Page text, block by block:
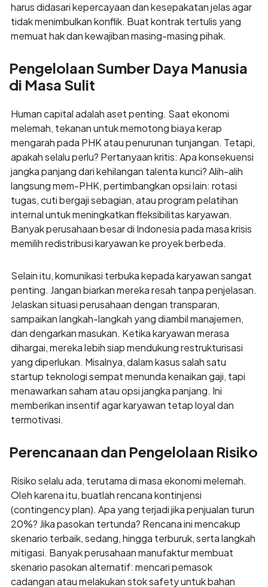
harus didasari kepercayaan dan kesepakatan jelas agar
tidak menimbulkan konflik. Buat kontrak tertulis yang
memuat hak dan kewajiban masing-masing pihak.
Pengelolaan Sumber Daya Manusia
di Masa Sulit
Human capital adalah aset penting. Saat ekonomi
melemah, tekanan untuk memotong biaya kerap
mengarah pada PHK atau penurunan tunjangan. Tetapi,
apakah selalu perlu? Pertanyaan kritis: Apa konsekuensi
jangka panjang dari kehilangan talenta kunci? Alih-alih
langsung mem-PHK, pertimbangkan opsi lain: rotasi
tugas, cuti bergaji sebagian, atau program pelatihan
internal untuk meningkatkan fleksibilitas karyawan.
Banyak perusahaan besar di Indonesia pada masa krisis
memilih redistribusi karyawan ke proyek berbeda.
Selain itu, komunikasi terbuka kepada karyawan sangat
penting. Jangan biarkan mereka resah tanpa penjelasan.
Jelaskan situasi perusahaan dengan transparan,
sampaikan langkah-langkah yang diambil manajemen,
dan dengarkan masukan. Ketika karyawan merasa
dihargai, mereka lebih siap mendukung restrukturisasi
yang diperlukan. Misalnya, dalam kasus salah satu
startup teknologi sempat menunda kenaikan gaji, tapi
menawarkan saham atau opsi jangka panjang. Ini
memberikan insentif agar karyawan tetap loyal dan
termotivasi.
Perencanaan dan Pengelolaan Risiko
Risiko selalu ada, terutama di masa ekonomi melemah.
Oleh karena itu, buatlah rencana kontinjensi
(contingency plan). Apa yang terjadi jika penjualan turun
20%? Jika pasokan tertunda? Rencana ini mencakup
skenario terbaik, sedang, hingga terburuk, serta langkah
mitigasi. Banyak perusahaan manufaktur membuat
skenario pasokan alternatif: mencari pemasok
cadangan atau melakukan stok safety untuk bahan